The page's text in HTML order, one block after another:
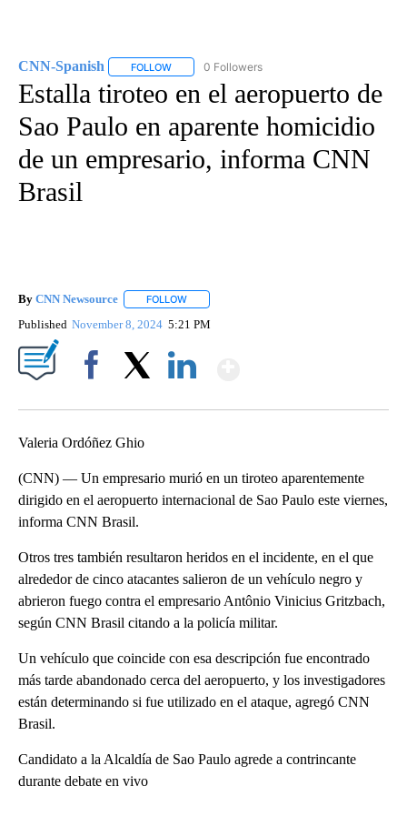
CNN-Spanish FOLLOW FOLLOW "CNN-SPANISH" TO RECEIVE
0 Followers
Estalla tiroteo en el aeropuerto de
Sao Paulo en aparente homicidio
de un empresario, informa CNN
Brasil
By CNN Newsource FOLLOW
Published November 8, 2024 5:21 PM
Valeria Ordóñez Ghio
(CNN) — Un empresario murió en un tiroteo aparentemente
dirigido en el aeropuerto internacional de Sao Paulo este viernes,
informa CNN Brasil.
Otros tres también resultaron heridos en el incidente, en el que
alrededor de cinco atacantes salieron de un vehículo negro y
abrieron fuego contra el empresario Antônio Vinicius Gritzbach,
según CNN Brasil citando a la policía militar.
Un vehículo que coincide con esa descripción fue encontrado
más tarde abandonado cerca del aeropuerto, y los investigadores
están determinando si fue utilizado en el ataque, agregó CNN
Brasil.
Candidato a la Alcaldía de Sao Paulo agrede a contrincante
durante debate en vivo